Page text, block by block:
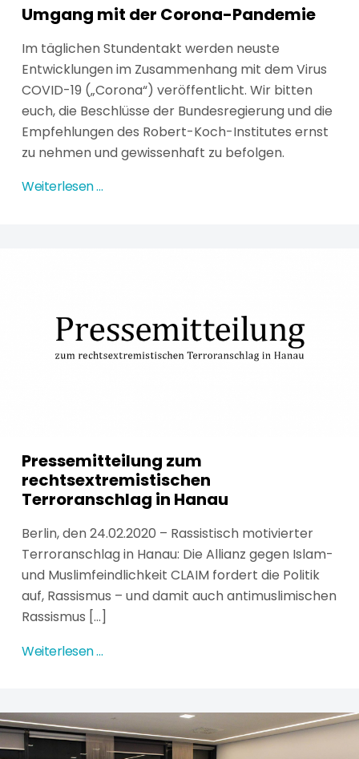
Umgang mit der Corona-Pandemie
Im täglichen Stundentakt werden neuste
Entwicklungen im Zusammenhang mit dem Virus
COVID-19 („Corona“) veröffentlicht. Wir bitten
euch, die Beschlüsse der Bundesregierung und die
Empfehlungen des Robert-Koch-Institutes ernst
zu nehmen und gewissenhaft zu befolgen.
Weiterlesen …
Pressemitteilung zum
rechtsextremistischen
Terroranschlag in Hanau
Berlin, den 24.02.2020 – Rassistisch motivierter
Terroranschlag in Hanau: Die Allianz gegen Islam-
und Muslimfeindlichkeit CLAIM fordert die Politik
auf, Rassismus – und damit auch antimuslimischen
Rassismus [...]
Weiterlesen …